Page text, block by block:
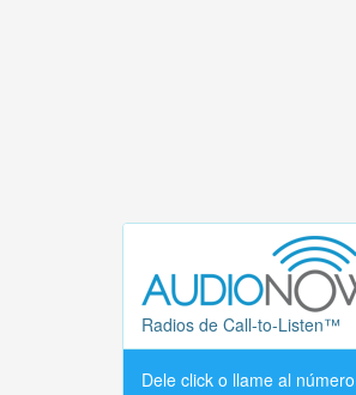
Radios de Call-to-Listen™
Dele click o llame al